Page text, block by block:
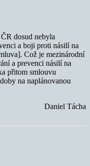
dosud nebyla
a boji proti násilí na
Což je mezinárodní
a prevenci násilí na
přitom smlouvu
na naplánovanou
Daniel Tácha